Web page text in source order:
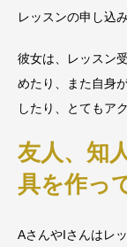
レッスンの申し込
彼女は、レッスン
めたり、また自身
したり、とてもア
友人、知
具を作っ
AさんやIさんはレ